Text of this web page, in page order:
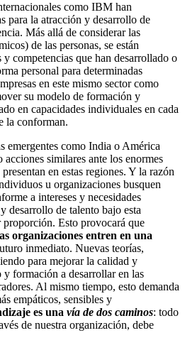
como IBM han
para la atracción y desarrollo de
Más allá de considerar las
de las personas, se están
competencias que han desarrollado o
personal para determinadas
en este mismo sector como
su modelo de formación y
en capacidades individuales en cada
la conforman.
emergentes como India o América
similares ante los enormes
en estas regiones. Y la razón
u organizaciones busquen
a intereses y necesidades
desarrollo de talento bajo esta
proporción. Esto provocará que
organizaciones entren en una
inmediato. Nuevas teorías,
para mejorar la calidad y
formación a desarrollar en las
Al mismo tiempo, esto demanda
empáticos, sensibles y
es una vía de dos caminos: todo
de nuestra organización, debe